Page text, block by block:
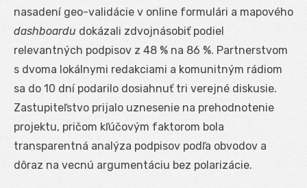
nasadení geo-validácie v online formulári a mapového
dashboardu dokázali zdvojnásobiť podiel
relevantných podpisov z 48 % na 86 %. Partnerstvom
s dvoma lokálnymi redakciami a komunitným rádiom
sa do 10 dní podarilo dosiahnuť tri verejné diskusie.
Zastupiteľstvo prijalo uznesenie na prehodnotenie
projektu, pričom kľúčovým faktorom bola
transparentná analýza podpisov podľa obvodov a
dôraz na vecnú argumentáciu bez polarizácie.